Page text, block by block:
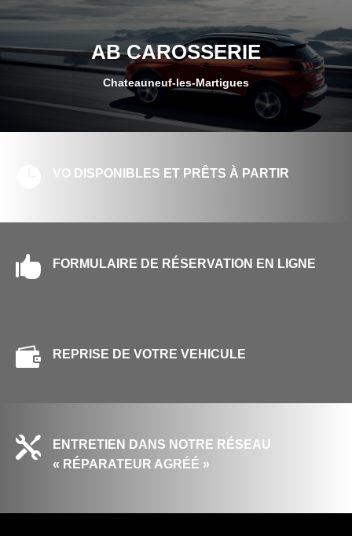
AB CAROSSERIE
Chateauneuf-les-Martigues
VO DISPONIBLES ET PRÊTS À PARTIR
 FORMULAIRE DE RÉSERVATION EN LIGNE
 REPRISE DE VOTRE VEHICULE

ENTRETIEN DANS NOTRE RÉSEAU
« RÉPARATEUR AGRÉÉ »